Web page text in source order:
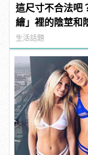
這尺寸不合法吧
繪」裡的陰莖和
生活話題